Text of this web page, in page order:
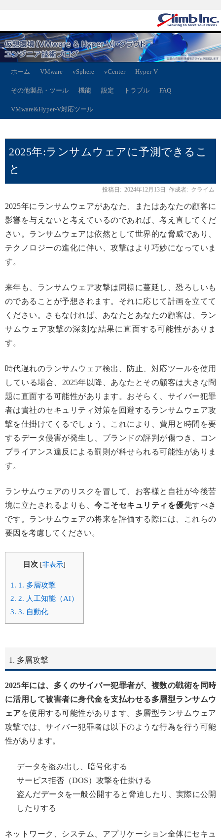
ホーム VMware vSphere vCenter Hyper-V
その他製品・ツール 機能 設定 トラブル FAQ
VMware&Hyper-V対応ツール
2025年:ランサムウェアに予測できるこ
と
投稿日: 2024年12月13日 作成者: クライム
2025年にランサムウェアがあなた、またはあなたの顧客に
影響を与えないと考えているのであれば、考え直してくだ
さい。ランサムウェアは依然として世界的な脅威であり、
テクノロジーの進化に伴い、攻撃はより巧妙になっていま
す。
来年も、ランサムウェア攻撃は同様に蔓延し、恐ろしいも
のであることが予想されます。それに応じて計画を立てて
ください。さもなければ、あなたとあなたの顧客は、ラン
サムウェア攻撃の深刻な結果に直面する可能性がありま
す。
時代遅れのランサムウェア検出、防止、対応ツールを使用
している場合、2025年以降、あなたとその顧客は大きな問
題に直面する可能性があります。おそらく、サイバー犯罪
者は貴社のセキュリティ対策を回避するランサムウェア攻
撃を仕掛けてくるでしょう。これにより、費用と時間を要
するデータ侵害が発生し、ブランドの評判が傷つき、コン
プライアンス違反による罰則が科せられる可能性がありま
す。
ランサムウェアのリスクを冒して、お客様と自社が今後苦
境に立たされるよりも、今こそセキュリティを優先すべき
です。ランサムウェアの将来を評価する際には、これらの
要因を考慮してください。
目次 [非表示]
1. 1. 多層攻撃
2. 2. 人工知能（AI）
3. 3. 自動化
1. 多層攻撃
2025年には、多くのサイバー犯罪者が、複数の戦術を同時
に活用して被害者に身代金を支払わせる多層型ランサムウ
ェアを使用する可能性があります。多層型ランサムウェア
攻撃では、サイバー犯罪者は以下のような行為を行う可能
性があります。
データを盗み出し、暗号化する
サービス拒否（DOS）攻撃を仕掛ける
盗んだデータを一般公開すると脅迫したり、実際に公開
したりする
ネットワーク、システム、アプリケーション全体にセキュ